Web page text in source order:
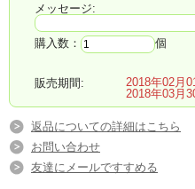
■◇■ＰＭ 3時ま
送可
（北海道・青森・沖縄・鹿
メッセージ:
購入数： 個
販売期間:
2018年02月
2018年03月
返品についての詳細はこちら
お問い合わせ
友達にメールですすめる